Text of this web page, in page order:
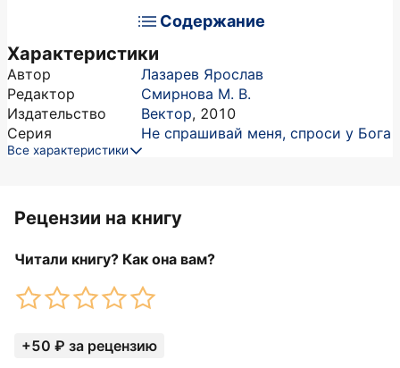
Содержание
Характеристики
Автор
Лазарев Ярослав
Редактор
Смирнова М. В.
Издательство
Вектор, 2010
Серия
Не спрашивай меня, спроси у Бога
Все характеристики
Рецензии на книгу
Читали книгу? Как она вам?
+50 ₽ за рецензию